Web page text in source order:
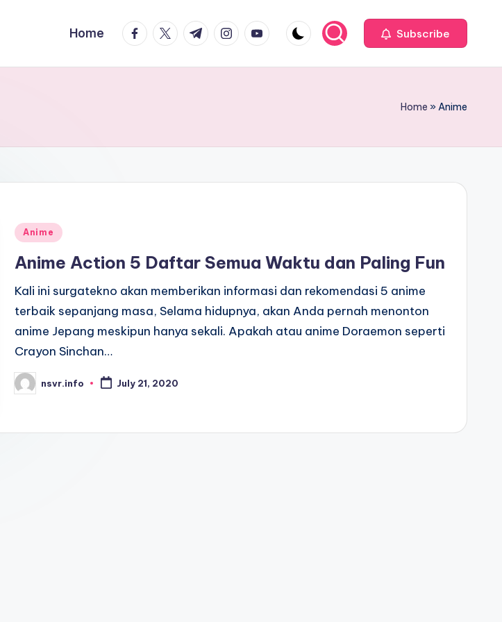
Home facebook.com
twitter.com
t.me instagram.com
youtube.com Subscribe
Home »Anime
Posted
Anime
Anime Action 5 Daftar Semua Waktu dan Paling Fun
Kali ini surgatekno akan memberikan informasi dan rekomendasi 5 anime
terbaik sepanjang masa, Selama hidupnya, akan Anda pernah menonton
anime Jepang meskipun hanya sekali. Apakah atau anime Doraemon seperti
Crayon Sinchan…
Posted
by
nsvr.info July 21, 2020